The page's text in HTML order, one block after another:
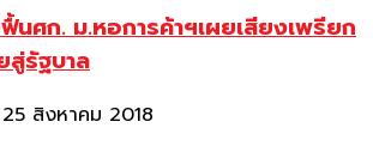
ศก. ม.หอการค้าฯเผยเสียงเพรียก
สู่รัฐบาล
25 สิงหาคม 2018